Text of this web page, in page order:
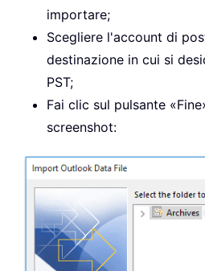
importare;
Scegliere l'account di
destinazione in cui si
PST;
Fai clic sul pulsante
screenshot: